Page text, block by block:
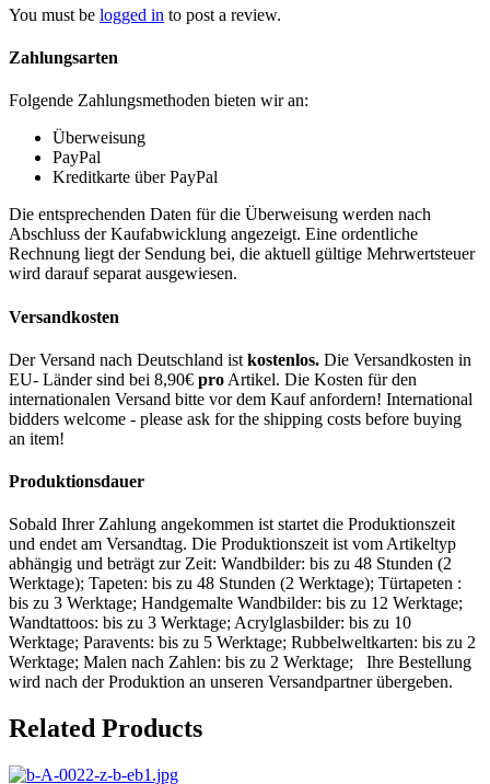
You must be logged in to post a review.
Zahlungsarten
Folgende Zahlungsmethoden bieten wir an:
Überweisung
PayPal
Kreditkarte über PayPal
Die entsprechenden Daten für die Überweisung werden nach
Abschluss der Kaufabwicklung angezeigt. Eine ordentliche
Rechnung liegt der Sendung bei, die aktuell gültige Mehrwertsteuer
wird darauf separat ausgewiesen.
Versandkosten
Der Versand nach Deutschland ist kostenlos. Die Versandkosten in
EU- Länder sind bei 8,90€ pro Artikel. Die Kosten für den
internationalen Versand bitte vor dem Kauf anfordern! International
bidders welcome - please ask for the shipping costs before buying
an item!
Produktionsdauer
Sobald Ihrer Zahlung angekommen ist startet die Produktionszeit
und endet am Versandtag. Die Produktionszeit ist vom Artikeltyp
abhängig und beträgt zur Zeit: Wandbilder: bis zu 48 Stunden (2
Werktage); Tapeten: bis zu 48 Stunden (2 Werktage); Türtapeten :
bis zu 3 Werktage; Handgemalte Wandbilder: bis zu 12 Werktage;
Wandtattoos: bis zu 3 Werktage; Acrylglasbilder: bis zu 10
Werktage; Paravents: bis zu 5 Werktage; Rubbelweltkarten: bis zu 2
Werktage; Malen nach Zahlen: bis zu 2 Werktage; Ihre Bestellung
wird nach der Produktion an unseren Versandpartner übergeben.
Related Products